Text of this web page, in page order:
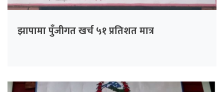
झापामा पुँजीगत खर्च ५१ प्रतिशत मात्र